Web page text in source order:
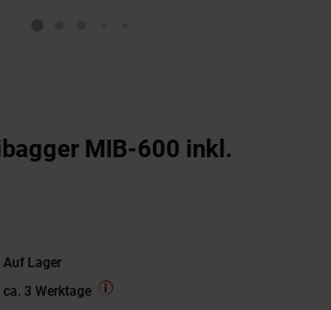
MIB-600 inkl.
5 Sternen
Auf Lager
ca. 3 Werktage